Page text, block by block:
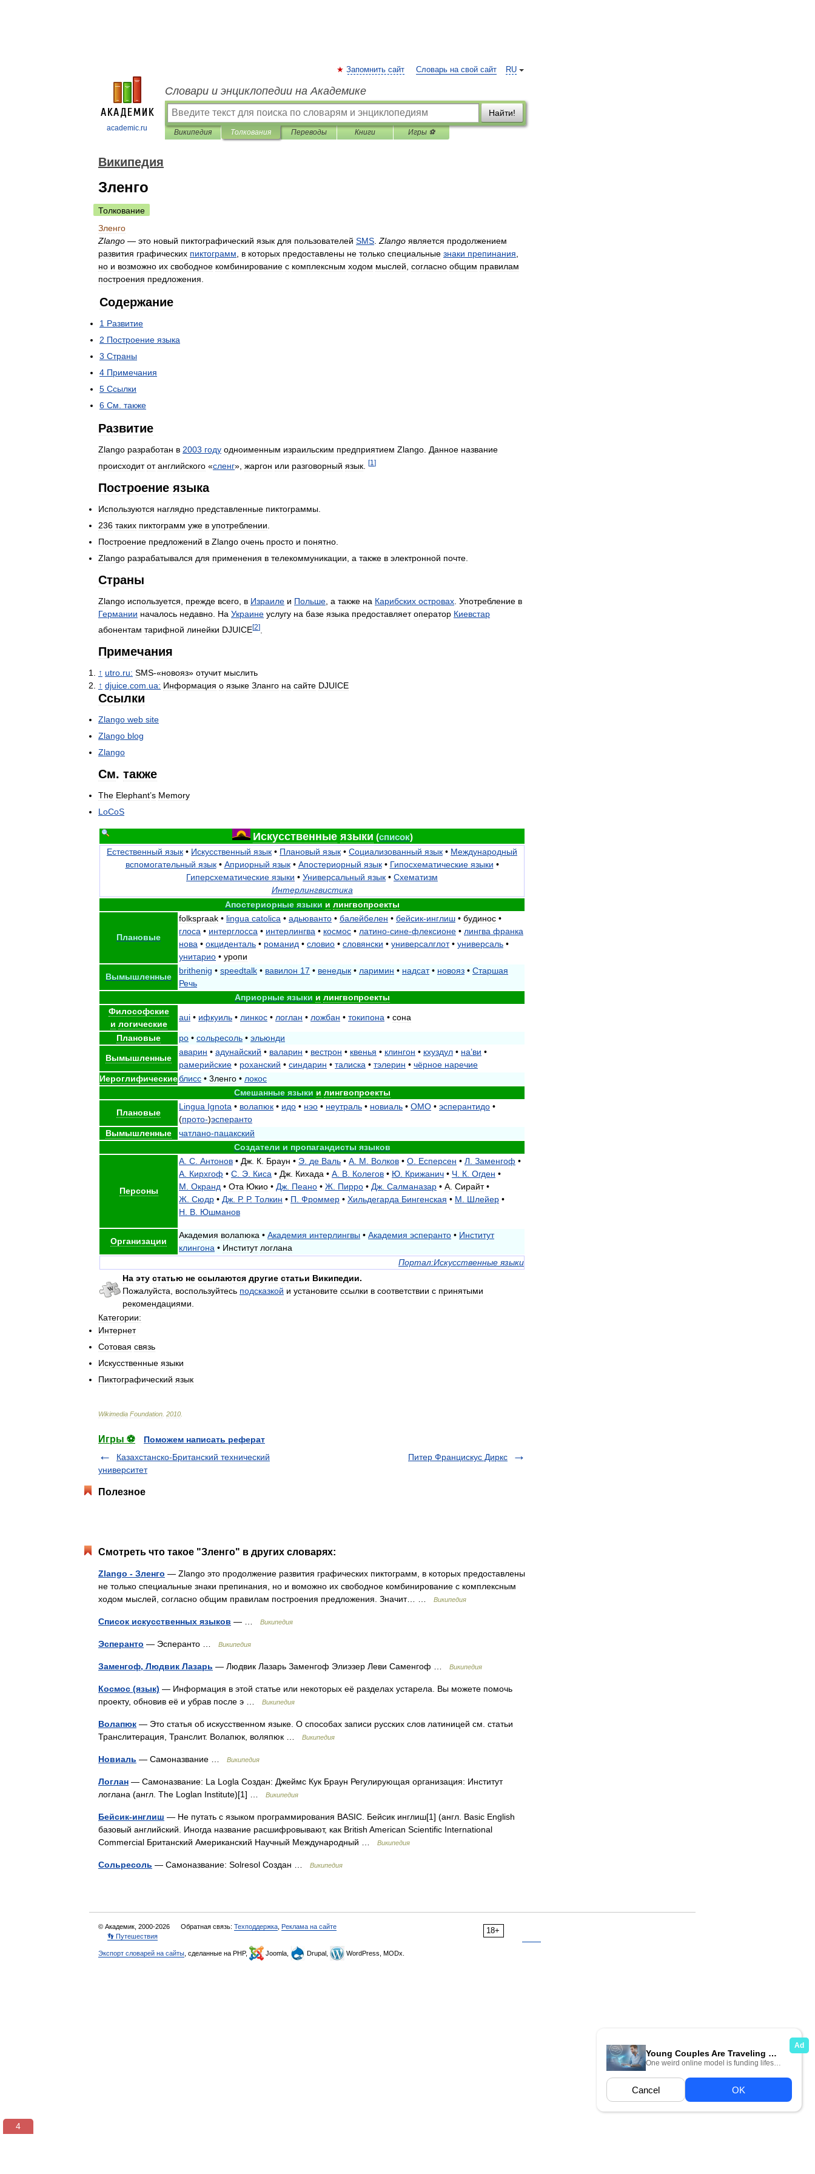
academic.ru
RU
Запомнить сайт Словарь на свой сайт
Словари и энциклопедии на Академике
Найти!
Википедия Толкования Переводы Книги Игры ⚽
Википедия
Зленго
Толкование
Зленго
Zlango — это новый пиктографический язык для пользователей SMS Zlango является продолжением
развития графических пиктограмм в которых предоставлены не только специальные знаки препинания
но и возможно их свободное комбинирование с комплексным ходом мыслей согласно общим правилам
построения предложения
Содержание
1 Развитие
2 Построение языка
3 Страны
4 Примечания
5 Ссылки
6 См также
Развитие
Zlango разработан в 2003 году одноименным израильским предприятием Zlango Данное название
происходит от английского «сленг», жаргон или разговорный язык [1 ]
Построение языка
Используются наглядно представленные пиктограммы
236 таких пиктограмм уже в употреблении
Построение предложений в Zlango очень просто и понятно
Zlango разрабатывался для применения в телекоммуникации а также в электронной почте
Страны
Zlango используется прежде всего в Израиле и Польше а также на Карибских островах Употребление в
Германии началось недавно На Украине услугу на базе языка предоставляет оператор Киевстар
абонентам тарифной линейки DJUICE[2]
Примечания
↑ utro.ru: SMS-«новояз» отучит мыслить
↑ djuice.com.ua: Информация о языке Зланго на сайте DJUICE
Ссылки
Zlango web site
Zlango blog
Zlango
См. также
The Elephant’s Memory
LoCoS
Искусственные языки (список)
Естественный язык • Искусственный язык • Плановый язык • Социализованный язык • Международный
вспомогательный язык• Априорный язык• Апостериорный язык• Гипосхематические языки •
Гиперсхематические языки • Универсальный язык • Схематизм
Интерлингвистика
Апостериорные языки и лингвопроекты
Плановые
folkspraak • lingua catolica • адьюванто • балейбелен • бейсик-инглиш • будинос •
глоса • интерглосса • интерлингва • космос • латино-сине-флексионе • лингва франка
нова • окциденталь • романид • словио • словянски • универсалглот• универсаль •
унитарио • уропи
Вымышленные
brithenig • speedtalk • вавилон 17 • венедык • ларимин • надсат• новояз • Старшая
Речь
Априорные языки и лингвопроекты
Философские
и логические
aui • ифкуиль • линкос • логлан • ложбан • токипона • сона
Плановые ро • сольресоль • эльюнди
Вымышленные
аварин • адунайский • валарин • вестрон • квенья • клингон • кхуздул • на’ви •
рамерийские • роханский • синдарин • талиска • тэлерин • чёрное наречие
Иероглифическиеблисс • 3ленго • локос
Смешанные языки и лингвопроекты
Плановые
Lingua Ignota • волапюк • идо • нэо • неутраль • новиаль • ОМО • эсперантидо •
(прото-)эсперанто
Вымышленные
чатлано-пацакский
Создатели и пропагандисты языков
Персоны
А. С. Антонов • Дж. К. Браун • Э. де Валь • А. М. Волков • О. Есперсен • Л. Заменгоф •
А. Кирхгоф • С. Э. Киса • Дж. Кихада • А. В. Колегов • Ю. Крижанич • Ч. К. Огден •
М. Окранд • Ота Юкио • Дж. Пеано • Ж. Пирро • Дж. Салманазар • А. Сирайт•
Ж. Сюдр • Дж. Р. Р. Толкин • П. Фроммер • Хильдегарда Бингенская • М. Шлейер •
Н. В. Юшманов
Организации
Академия волапюка • Академия интерлингвы • Академия эсперанто • Институт
клингона • Институт логлана
Портал:Искусственные языки
На эту статью не ссылаются другие статьи Википедии.
Пожалуйста, воспользуйтесь подсказкой и установите ссылки в соответствии с принятыми
рекомендациями.
Категории:
Интернет
Сотовая связь
Искусственные языки
Пиктографический язык
Wikimedia Foundation 2010
Игры ⚽
Поможем написать реферат
Казахстанско-Британский технический
университет
Питер Францискус Диркс
Полезное
Смотреть что такое "Зленго" в других словарях:
Zlango - Зленго — Zlango это продолжение развития графических пиктограмм, в которых предоставлены
не только специальные знаки препинания, но и воможно их свободное комбинирование с комплексным
ходом мыслей, согласно общим правилам построения предложения. Значит… …
Википедия
Список искусственных языков — … Википедия
Эсперанто — Эсперанто … Википедия
Заменгоф, Людвик Лазарь — Людвик Лазарь Заменгоф Элиэзер Леви Саменгоф … Википедия
Космос (язык) — Информация в этой статье или некоторых её разделах устарела. Вы можете помочь
проекту, обновив её и убрав после э …
Википедия
Волапюк — Это статья об искусственном языке. О способах записи русских слов латиницей см. статьи
Транслитерация, Транслит. Волапюк, воляпюк …
Википедия
Новиаль — Самоназвание … Википедия
Логлан — Самоназвание: La Logla Создан: Джеймс Кук Браун Регулирующая организация: Институт
логлана (англ. The Loglan Institute)[1] …
Википедия
Бейсик-инглиш — Не путать с языком программирования BASIC. Бейсик инглиш[1] (англ. Basic English
базовый английский. Иногда название расшифровывают, как British American Scientific International
Commercial Британский Американский Научный Международный …
Википедия
Сольресоль — Самоназвание: Solresol Создан … Википедия
18+
© Академик, 2000-2026 Обратная связь: Техподдержка
Реклама на сайте
👣 Путешествия
Экспорт словарей на сайты , сделанные на PHP, Joomla, Drupal, WordPress, MODx.
3